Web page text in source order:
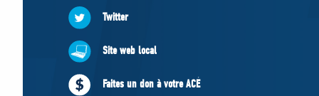
Twitter
Site web local
Faites un don à votre ACÉ